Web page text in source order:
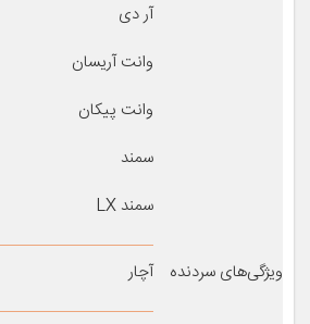
آر دی
وانت آریسان
وانت پیکان
سمند
سمند LX
ویژگی‌های سردنده آچار